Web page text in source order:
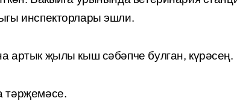
инспекторлары эшли.
артык җылы кыш сәбәпче булган, күрәсең.
тәрҗемәсе.